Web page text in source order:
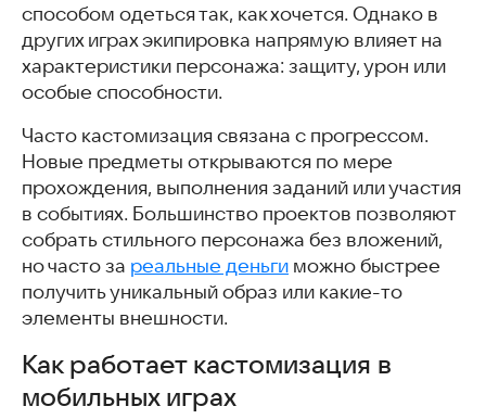
способом одеться так, как хочется. Однако в
других играх экипировка напрямую влияет на
характеристики персонажа: защиту, урон или
особые способности.
Часто кастомизация связана с прогрессом.
Новые предметы открываются по мере
прохождения, выполнения заданий или участия
в событиях. Большинство проектов позволяют
собрать стильного персонажа без вложений,
но часто за реальные деньги можно быстрее
получить уникальный образ или какие-то
элементы внешности.
Как работает кастомизация в
мобильных играх